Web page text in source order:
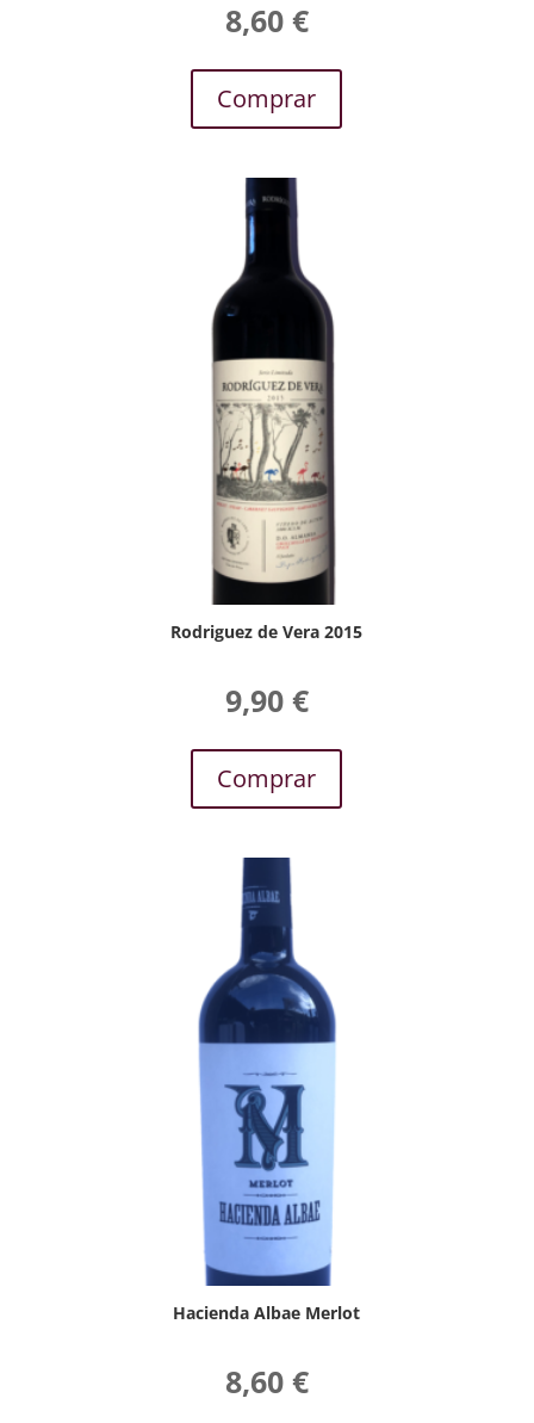
8,60 €
Comprar
Rodriguez de Vera 2015
9,90 €
Comprar
Hacienda Albae Merlot
8,60 €